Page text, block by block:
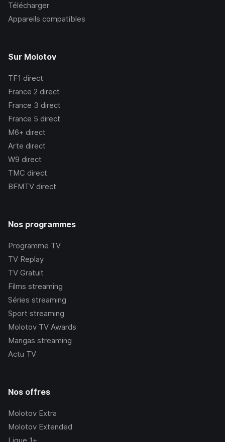
Télécharger
Appareils compatibles
Sur Molotov
TF1 direct
France 2 direct
France 3 direct
France 5 direct
M6+ direct
Arte direct
W9 direct
TMC direct
BFMTV direct
Nos programmes
Programme TV
TV Replay
TV Gratuit
Films streaming
Séries streaming
Sport streaming
Molotov TV Awards
Mangas streaming
Actu TV
Nos offres
Molotov Extra
Molotov Extended